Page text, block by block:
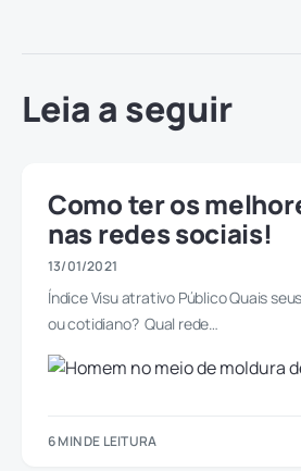
Leia a seguir
Como ter os
nas redes sociais!
13/01/2021
Índice Visu atrativo Público Quais
ou cotidiano? Qual rede…
6 MIN DE LEITURA